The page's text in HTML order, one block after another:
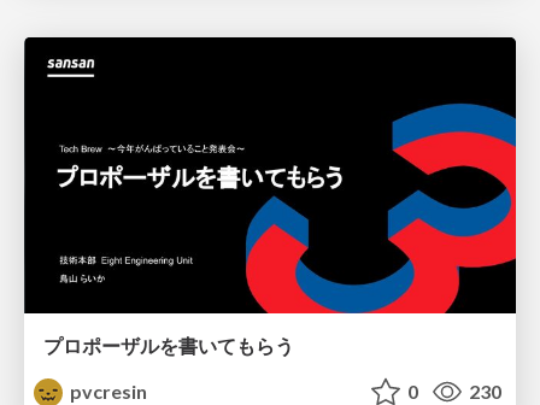
プロポーザルを書いてもらう
pvcresin
0 230